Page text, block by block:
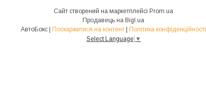
Сайт створений на маркетплейсі Prom.ua
Продавець на Bigl.ua
АвтоБокс | Поскаржитися на контент | Політика конфіденційності
Select Language ▼